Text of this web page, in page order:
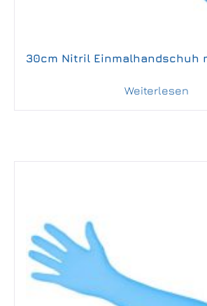
30cm Nitril Einmalhandschuh
Weiterlesen